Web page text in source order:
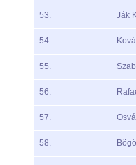
53. Ják
54.
55.
56.
57.
58.